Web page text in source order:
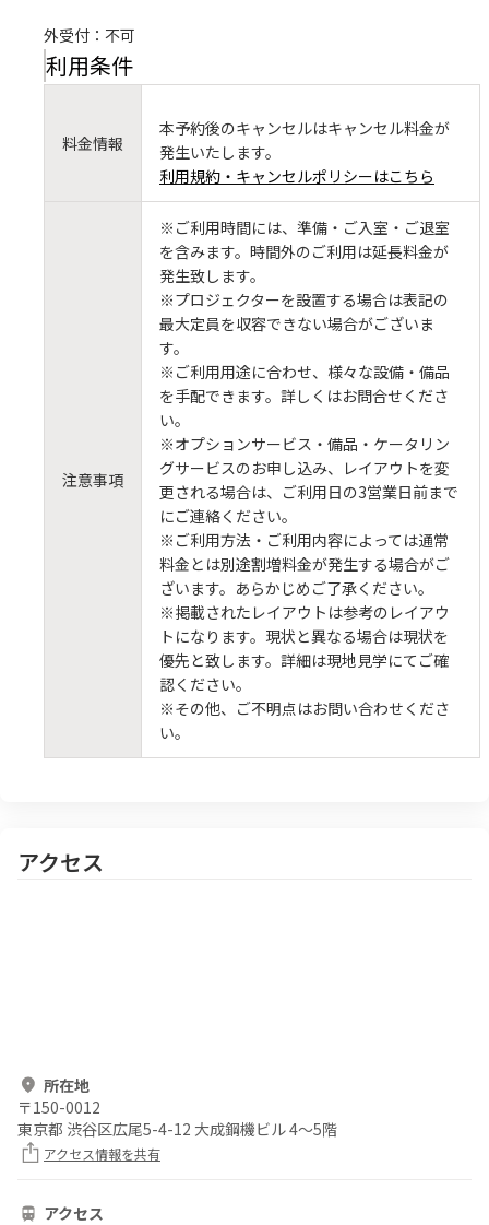
外受付：不可
利用条件
料金情報
本予約後のキャンセルはキャンセル料金が
発生いたします。
利用規約・キャンセルポリシーはこちら
注意事項
※ご利用時間には、準備・ご入室・ご退室
を含みます。時間外のご利用は延長料金が
発生致します。
※プロジェクターを設置する場合は表記の
最大定員を収容できない場合がございま
す。
※ご利用用途に合わせ、様々な設備・備品
を手配できます。詳しくはお問合せくださ
い。
※オプションサービス・備品・ケータリン
グサービスのお申し込み、レイアウトを変
更される場合は、ご利用日の3営業日前まで
にご連絡ください。
※ご利用方法・ご利用内容によっては通常
料金とは別途割増料金が発生する場合がご
ざいます。あらかじめご了承ください。
※掲載されたレイアウトは参考のレイアウ
トになります。現状と異なる場合は現状を
優先と致します。詳細は現地見学にてご確
認ください。
※その他、ご不明点はお問い合わせくださ
い。
アクセス
所在地
〒150-0012
東京都 渋谷区広尾5-4-12 大成鋼機ビル 4～5階
アクセス情報を共有
アクセス